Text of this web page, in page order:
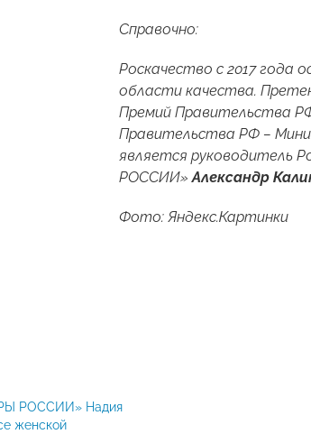
Справочно:
Роскачество с 2017 года
области качества.
Премий Правительства
Правительства РФ –
является руководитель
РОССИИ» Александр
Фото: Яндекс.Картинки
РОССИИ» Надия
женской